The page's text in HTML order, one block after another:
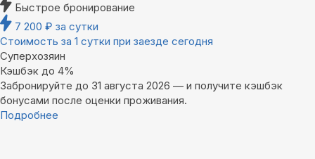
Быстрое бронирование
7 200 ₽ за сутки
Стоимость за 1 сутки при заезде сегодня
Суперхозяин
Кэшбэк до 4%
Забронируйте до 31 августа 2026 — и получите кэшбэк
бонусами после оценки проживания.
Подробнее